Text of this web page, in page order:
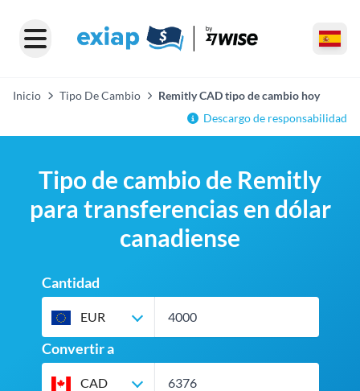
Inicio Tipo De Cambio
Remitly CAD tipo de cambio hoy
Descargo de responsabilidad
Tipo de cambio de Remitly
para transferencias en dólar
canadiense
Cantidad
EUR
Convertir a
CAD